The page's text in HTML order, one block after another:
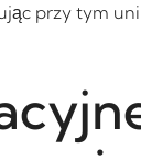
przy tym